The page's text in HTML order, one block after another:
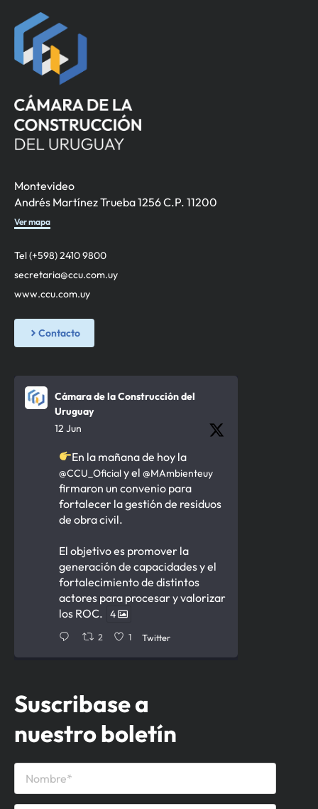
Montevideo
Andrés Martínez Trueba 1256 C.P. 11200
Ver mapa
Tel (+598) 2410 9800
secretaria@ccu.com.uy
www.ccu.com.uy
Contacto
Cámara de la Construcción del
Uruguay
12 Jun
En la mañana de hoy la
@CCU_Oficialy el @MAmbienteuy
firmaron un convenio para
fortalecer la gestión de residuos
de obra civil.
El objetivo es promover la
generación de capacidades y el
fortalecimiento de distintos
actores para procesar y valorizar
los ROC.
4
2 1 Twitter
Uruguay Retuiteado
Ministerio de Ambiente
12 Jun
Firmamos acuerdo para la
gestión de
civiles con la@CCU_Oficial.
Suscribase a
nuestro boletín